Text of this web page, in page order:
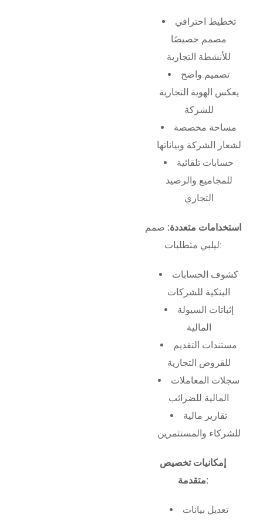
تخطيط احترافي
مصمم خصيصًا
للأنشطة التجارية
تصميم واضح
يعكس الهوية التجارية
للشركة
مساحة مخصصة
لشعار الشركة وبياناتها
حسابات تلقائية
للمجاميع والرصيد
التجاري
استخدامات متعددة: صمم
ليلبي متطلبات:
كشوف الحسابات
البنكية للشركات
إثباتات السيولة
المالية
مستندات التقديم
للقروض التجارية
سجلات المعاملات
المالية للضرائب
تقارير مالية
للشركاء والمستثمرين
إمكانيات تخصيص
متقدمة:
تعديل بيانات